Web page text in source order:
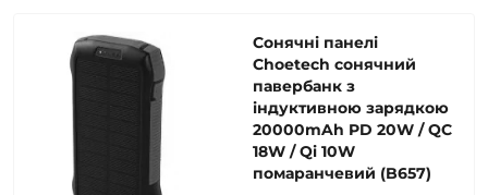
Сонячні панелі
Choetech сонячний
павербанк з
індуктивною зарядкою
20000mAh PD 20W / QC
18W / Qi 10W
помаранчевий (B657)